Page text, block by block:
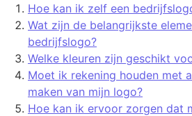
Hoe kan ik zelf een
Wat zijn de belangrijkste
bedrijfslogo?
Welke kleuren zijn geschikt
Moet ik rekening houden met
maken van mijn logo?
Hoe kan ik ervoor zorgen dat